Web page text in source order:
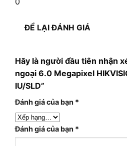
ĐỂ LẠI ĐÁNH GIÁ
Hãy là người đầu tiên nhận
ngoại 6.0 Megapixel
IU/SLD”
Đánh giá của bạn *
Đánh giá của bạn *